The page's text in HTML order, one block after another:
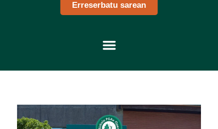
Erreserbatu sarean